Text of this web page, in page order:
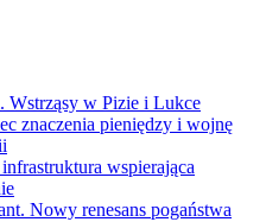
Wstrząsy w Pizie i Lukce
znaczenia pieniędzy i wojnę
wspierająca
Nowy renesans pogaństwa